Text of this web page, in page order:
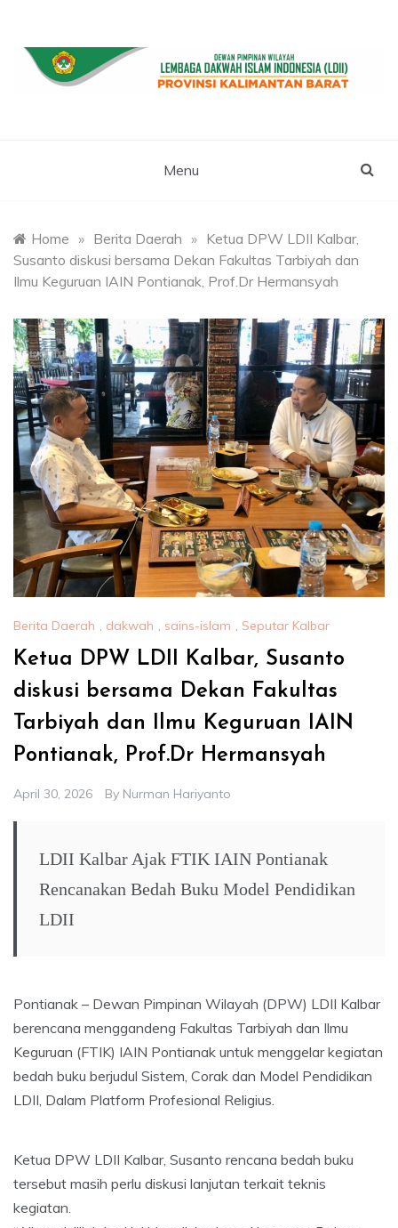
content
KALIMANTAN
BARAT
Menu
Home » Berita Daerah » Ketua DPW LDII Kalbar,
Susanto diskusi bersama Dekan Fakultas Tarbiyah dan
Ilmu Keguruan IAIN Pontianak, Prof.Dr Hermansyah
Berita Daerah , dakwah , sains-islam , Seputar Kalbar
Ketua DPW LDII Kalbar, Susanto
diskusi bersama Dekan Fakultas
Tarbiyah dan Ilmu Keguruan IAIN
Pontianak, Prof.Dr Hermansyah
April 30, 2026 By Nurman Hariyanto
LDII Kalbar Ajak FTIK IAIN Pontianak
Rencanakan Bedah Buku Model Pendidikan
LDII
Pontianak – Dewan Pimpinan Wilayah (DPW) LDII Kalbar
berencana menggandeng Fakultas Tarbiyah dan Ilmu
Keguruan (FTIK) IAIN Pontianak untuk menggelar kegiatan
bedah buku berjudul Sistem, Corak dan Model Pendidikan
LDII, Dalam Platform Profesional Religius.
Ketua DPW LDII Kalbar, Susanto rencana bedah buku
tersebut masih perlu diskusi lanjutan terkait teknis
kegiatan.